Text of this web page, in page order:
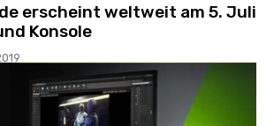
erscheint weltweit am 5. Juli
Konsole